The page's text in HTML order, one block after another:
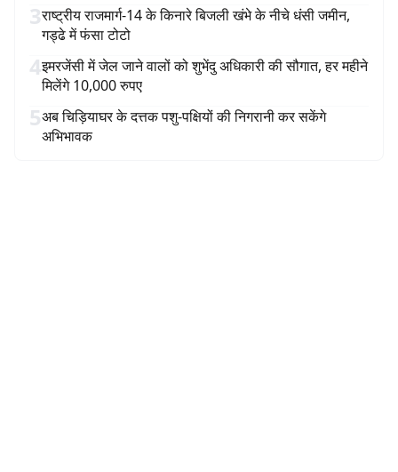
3राष्ट्रीय राजमार्ग-14 के किनारे बिजली खंभे के नीचे धंसी जमीन,
गड्ढे में फंसा टोटो
4इमरजेंसी में जेल जाने वालों को शुभेंदु अधिकारी की सौगात, हर महीने
मिलेंगे 10,000 रुपए
5अब चिड़ियाघर के दत्तक पशु-पक्षियों की निगरानी कर सकेंगे
अभिभावक